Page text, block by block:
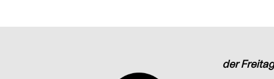
der Freitag